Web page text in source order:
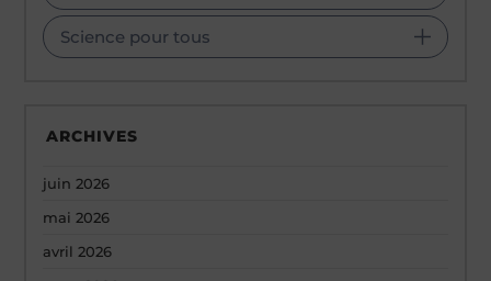
Science pour tous
ARCHIVES
juin 2026
mai 2026
avril 2026